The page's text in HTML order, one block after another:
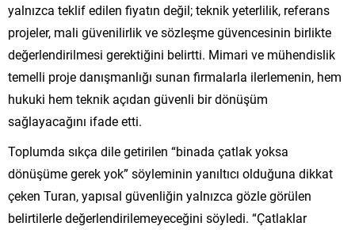
yalnızca teklif edilen fiyatın değil; teknik yeterlilik, referans
projeler, mali güvenilirlik ve sözleşme güvencesinin birlikte
değerlendirilmesi gerektiğini belirtti. Mimari ve mühendislik
temelli proje danışmanlığı sunan firmalarla ilerlemenin, hem
hukuki hem teknik açıdan güvenli bir dönüşüm
sağlayacağını ifade etti.
Toplumda sıkça dile getirilen “binada çatlak yoksa
dönüşüme gerek yok” söyleminin yanıltıcı olduğuna dikkat
çeken Turan, yapısal güvenliğin yalnızca gözle görülen
belirtilerle değerlendirilemeyeceğini söyledi. “Çatlaklar